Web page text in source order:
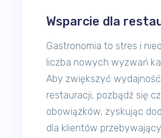
Wsparcie dla
Gastronomia to stres i
liczba nowych wyzwań
Aby zwiększyć
restauracji, pozbądź się
obowiązków, zyskując
dla klientów